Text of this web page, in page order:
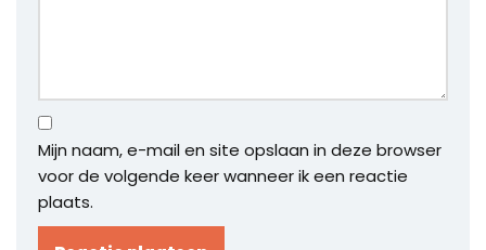
Mijn naam, e-mail en site opslaan in deze browser
voor de volgende keer wanneer ik een reactie
plaats.